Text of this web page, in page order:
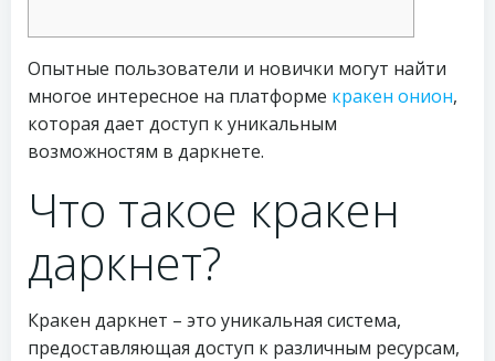
Опытные пользователи и новички могут найти
многое интересное на платформе кракен онион,
которая дает доступ к уникальным
возможностям в даркнете.
Что такое кракен
даркнет?
Кракен даркнет – это уникальная система,
предоставляющая доступ к различным ресурсам,